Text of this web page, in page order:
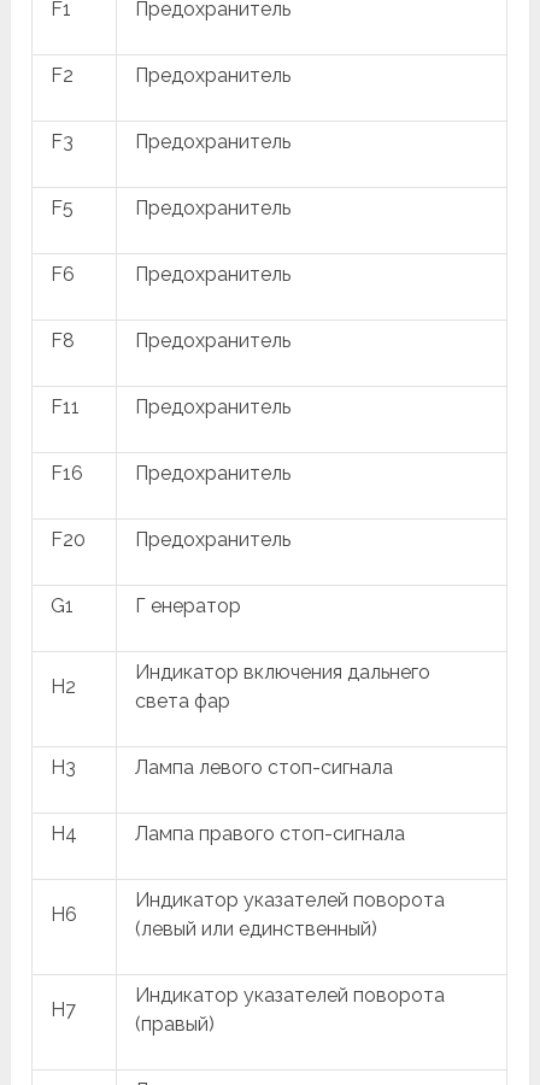
F1 Предохранитель
F2 Предохранитель
F3 Предохранитель
F5 Предохранитель
F6 Предохранитель
F8 Предохранитель
F11 Предохранитель
F16 Предохранитель
F20 Предохранитель
G1 Г енератор
H2
Индикатор включения дальнего
света фар
H3 Лампа левого стоп-сигнала
H4 Лампа правого стоп-сигнала
H6
Индикатор указателей поворота
(левый или единственный)
H7
Индикатор указателей поворота
(правый)